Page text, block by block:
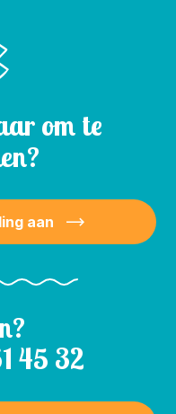
om te
aan
45 32